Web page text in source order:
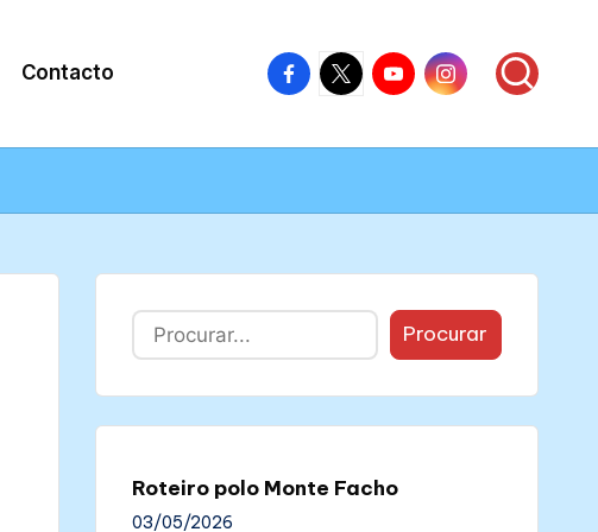
Contacto
Facebook
–
Nós
X
–
Nós
Youtube
–
Nós
Instagram
–
Nós
Buscar Procurar
Roteiro polo Monte Facho
03/05/2026